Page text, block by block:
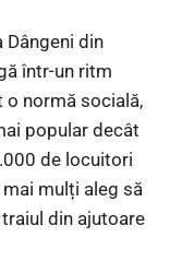
Dângeni din
într-un ritm
o normă socială,
popular decât
de locuitori
mulți aleg să
din ajutoare